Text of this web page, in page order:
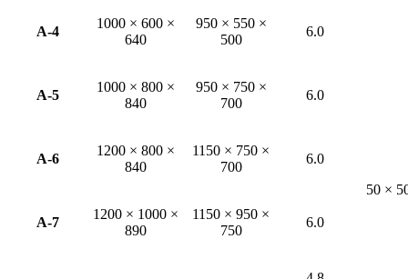
50 ×
A-4
1000 × 600 ×
640
950 × 550 ×
500
6.0
A-5
1000 × 800 ×
840
950 × 750 ×
700
6.0
A-6
1200 × 800 ×
840
1150 × 750 ×
700
6.0
A-7
1200 × 1000 ×
890
1150 × 950 ×
750
6.0